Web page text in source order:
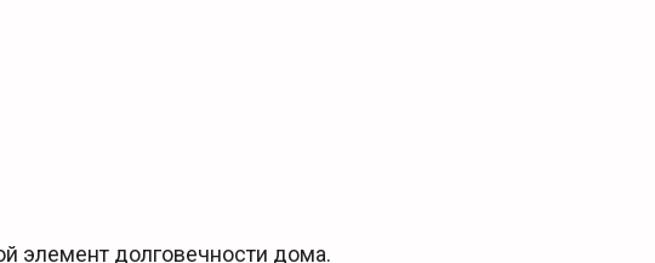
элемент долговечности дома.